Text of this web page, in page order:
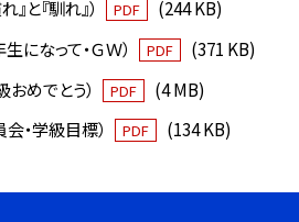
と『馴れ』）
PDF
(244 KB)
になって・ＧＷ）
PDF
(371 KB)
めでとう）
PDF
(4 MB)
・学級目標）
PDF (134 KB)